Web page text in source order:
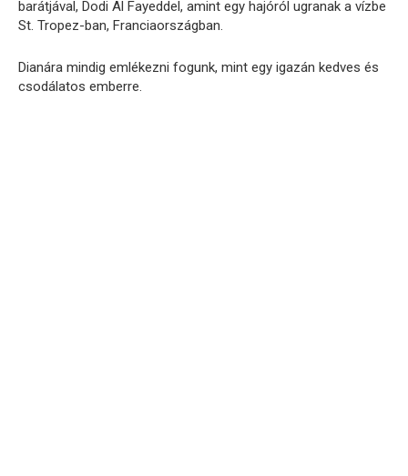
barátjával, Dodi Al Fayeddel, amint egy hajóról ugranak a vízbe
St. Tropez-ban, Franciaországban.
Dianára mindig emlékezni fogunk, mint egy igazán kedves és
csodálatos emberre.